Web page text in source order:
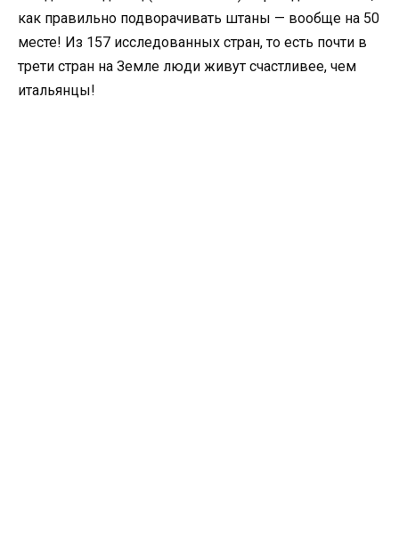
как правильно подворачивать штаны — вообще на 50
месте! Из 157 исследованных стран, то есть почти в
трети стран на Земле люди живут счастливее, чем
итальянцы!